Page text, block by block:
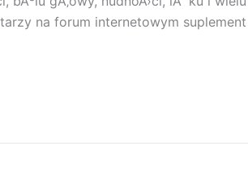
na forum internetowym